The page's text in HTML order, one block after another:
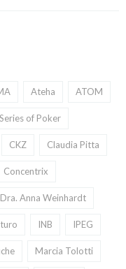
Ateha ATOM
of Poker
CKZ Claudia Pitta
Concentrix
Dra. Anna Weinhardt
INB IPEG
Marcia Tolotti